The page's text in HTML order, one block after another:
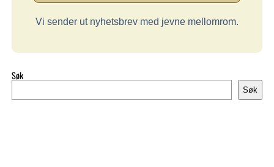
Vi sender ut nyhetsbrev med jevne mellomrom.
Søk
Søk